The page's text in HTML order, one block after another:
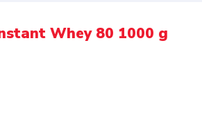
Whey 80 1000 g